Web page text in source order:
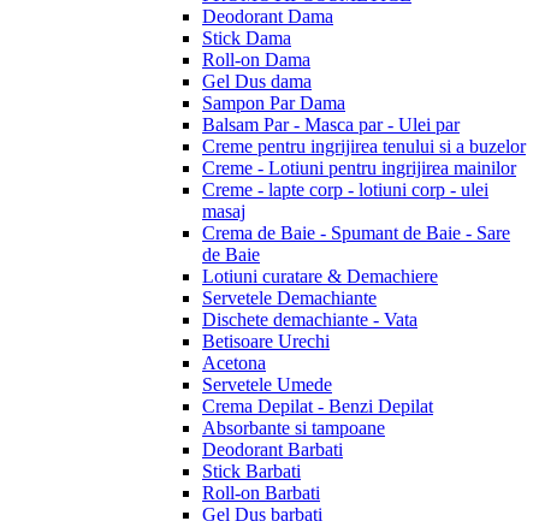
Deodorant Dama
Stick Dama
Roll-on Dama
Gel Dus dama
Sampon Par Dama
Balsam Par - Masca par - Ulei par
Creme pentru ingrijirea tenului si a buzelor
Creme - Lotiuni pentru ingrijirea mainilor
Creme - lapte corp - lotiuni corp - ulei
masaj
Crema de Baie - Spumant de Baie - Sare
de Baie
Lotiuni curatare & Demachiere
Servetele Demachiante
Dischete demachiante - Vata
Betisoare Urechi
Acetona
Servetele Umede
Crema Depilat - Benzi Depilat
Absorbante si tampoane
Deodorant Barbati
Stick Barbati
Roll-on Barbati
Gel Dus barbati